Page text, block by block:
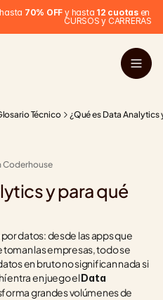
70% OFF y hasta 12 cuotas en
CURSOS y CARRERAS
Técnico ¿Qué es Data Analytics
Coderhouse
y para qué
datos: desde las apps que
toman las empresas, todo se
en bruto no significan nada si
entra en juego el Data
grandes volúmenes de